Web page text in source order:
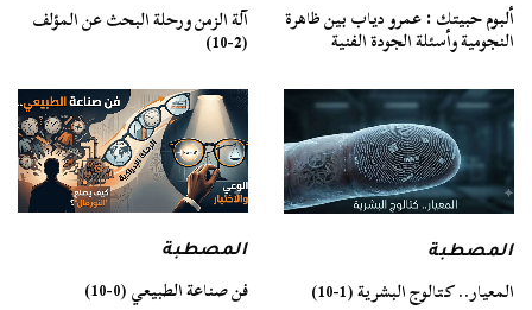
ألبوم حبيتك : عمرو دياب بين ظاهرة
النجومية وأسئلة الجودة الفنية
آلة الزمن ورحلة البحث عن المؤلف
(2-10)
المصطبة
المعيار.. كتالوج البشرية (1-10)
المصطبة
فن صناعة الطبيعي (0-10)